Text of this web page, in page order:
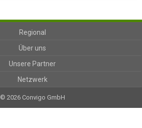
Regional
Über uns
Unsere Partner
Netzwerk
© 2026 Convigo GmbH